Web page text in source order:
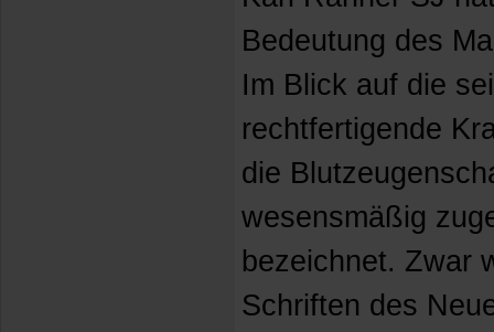
Bedeutung des
Im Blick auf die
rechtfertigende
die
wesensmäßig
bezeichnet. Zwar
Schriften des